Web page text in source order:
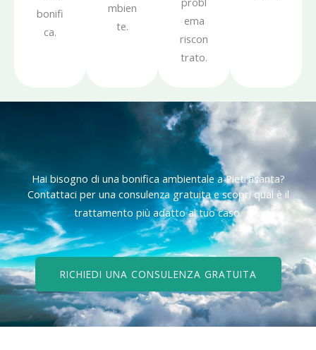
bonifi
ca.
mbien
te.
ema
riscon
trato.
Hai bisogno di una bonifica ambientale a Pietrasanta?
Contattaci per una consulenza gratuita e scopri qual è il
trattamento più adatto al tuo caso.
RICHIEDI UNA CONSULENZA GRATUITA